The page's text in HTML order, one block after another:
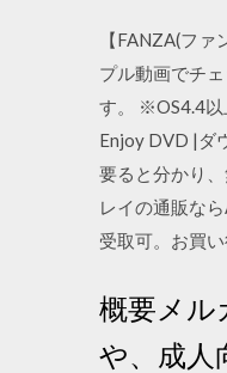
【FANZA(フ
プル動画でチ
す。 ※OS4.4以
Enjoy DVD |ダ
要ると分かり
レイの通販な
受取可。お買
概要メル
や、成人